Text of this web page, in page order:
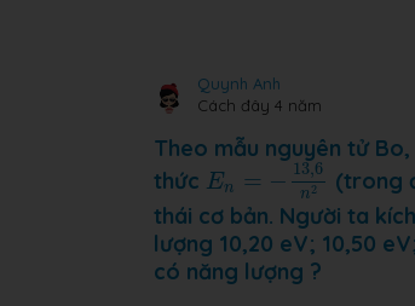
Quynh Anh
Cách đây 4 năm
Theo mẫu nguyên tử
thức En = − 13,6
n2
En=− 13,6n2
(trong
thái cơ bản. Người ta
lượng 10,20 eV; 10,50
có năng lượng ?